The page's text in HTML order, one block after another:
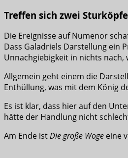
Treffen sich zwei
Die Ereignisse auf Numenor
Dass Galadriels Darstellung ein
Unnachgiebigkeit in nichts
Allgemein geht einem die
Enthüllung, was mit dem König
Es ist klar, dass hier auf den
hätte der Handlung nicht
Am Ende istDie große Woge eine